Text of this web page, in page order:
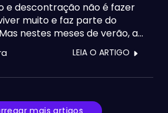
e descontração não é fazer
muito e faz parte do
nestes meses de verão, as
tendem a perder 10% dos
adquiridos ao longo do ano.
de aprendizagens e
LEIA O ARTIGO